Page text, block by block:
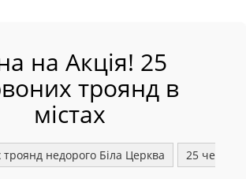
на Акція! 25
троянд в
містах
недорого Біла Церква 25